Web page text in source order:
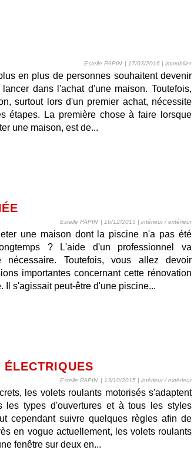
Estelle PAPIN | 17/03/2016 | immobilier
en plus de personnes souhaitent devenir
dans l'achat d'une maison. Toutefois,
surtout lors d'un premier achat, nécessite
étapes. La première chose à faire lorsque
une maison, est de...
Estelle PAPIN | 16/12/2015 | intérieur / extérieur
une maison dont la piscine n'a pas été
? L'aide d'un professionnel va
nécessaire. Toutefois, vous allez devoir
importantes concernant cette rénovation
Il s'agissait peut-être d'une piscine...
Estelle PAPIN | 13/10/2015 | intérieur / extérieur
les volets roulants motorisés s'adaptent
les types d'ouvertures et à tous les styles
cependant suivre quelques règles afin de
en vogue actuellement, les volets roulants
fenêtre sur deux en...